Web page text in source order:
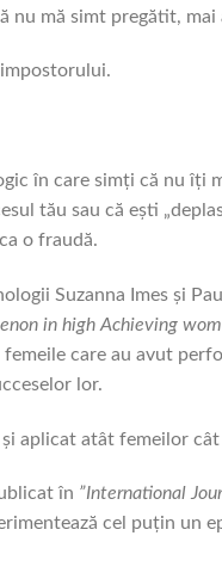
nu mă simt pregătit, mai
în care simți că nu îți
tău sau că ești
o fraudă.
Suzanna Imes și
in high Achieving
care au avut
lor.
aplicat atât femeilor
în ”International
cel puțin un